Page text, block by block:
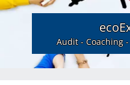
Audit - Coaching